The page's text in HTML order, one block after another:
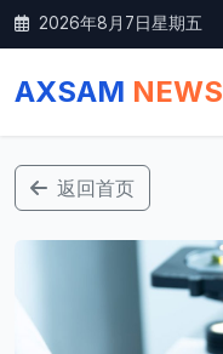
2026年8月7日星期五
AXSAM NEWS
返回首页